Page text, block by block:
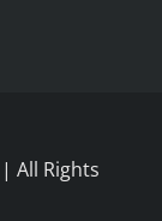
| All Rights